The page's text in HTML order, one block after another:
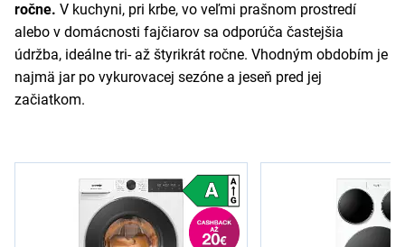
ročne. V kuchyni, pri krbe, vo veľmi prašnom prostredí
alebo v domácnosti fajčiarov sa odporúča častejšia
údržba, ideálne tri- až štyrikrát ročne. Vhodným obdobím je
najmä jar po vykurovacej sezóne a jeseň pred jej
začiatkom.